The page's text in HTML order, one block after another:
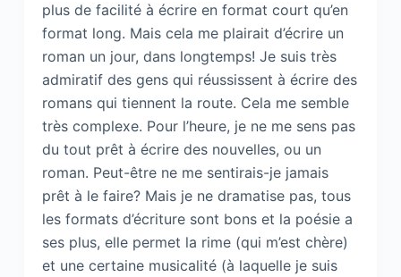
plus de facilité à écrire en format court qu’en
format long. Mais cela me plairait d’écrire un
roman un jour, dans longtemps! Je suis très
admiratif des gens qui réussissent à écrire des
romans qui tiennent la route. Cela me semble
très complexe. Pour l’heure, je ne me sens pas
du tout prêt à écrire des nouvelles, ou un
roman. Peut-être ne me sentirais-je jamais
prêt à le faire? Mais je ne dramatise pas, tous
les formats d’écriture sont bons et la poésie a
ses plus, elle permet la rime (qui m’est chère)
et une certaine musicalité (à laquelle je suis